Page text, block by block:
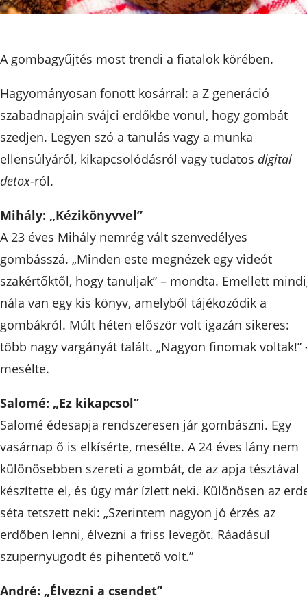
A gombagyűjtés most trendi a fiatalok körében.
Hagyományosan fonott kosárral: a Z generáció
szabadnapjain svájci erdőkbe vonul, hogy gombát
szedjen. Legyen szó a tanulás vagy a munka
ellensúlyáról, kikapcsolódásról vagy tudatos digital
detox-ról.
Mihály: „Kézikönyvvel”
A 23 éves Mihály nemrég vált szenvedélyes
gombásszá. „Minden este megnézek egy videót
szakértőktől, hogy tanuljak” – mondta. Emellett
nála van egy kis könyv, amelyből tájékozódik a
gombákról. Múlt héten először volt igazán sikeres:
több nagy vargányát talált. „Nagyon finomak voltak!”
mesélte.
Salomé: „Ez kikapcsol”
Salomé édesapja rendszeresen jár gombászni. Egy
vasárnap ő is elkísérte, mesélte. A 24 éves lány nem
különösebben szereti a gombát, de az apja tésztával
készítette el, és úgy már ízlett neki. Különösen az
séta tetszett neki: „Szerintem nagyon jó érzés az
erdőben lenni, élvezni a friss levegőt. Ráadásul
szupernyugodt és pihentető volt.”
André: „Élvezni a csendet”